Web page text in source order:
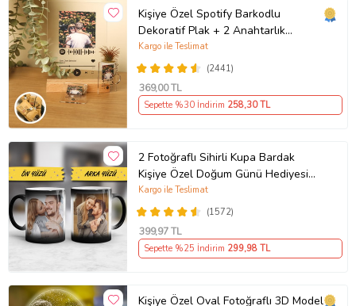
Kişiye Özel Spotify Barkodlu
Dekoratif Plak + 2 Anahtarlık
Babaya Anneye Sevgiliye Arkadaşa
Hediye
(2441)
Kargo ile Teslimat
369,00 TL
Sepette %30 İndirim 258,30 TL
2 Fotoğraflı Sihirli Kupa Bardak
Kişiye Özel Doğum Günü Hediyesi
Sevgiliye Hediye Anneye Babaya
Ablaya Abiye Kız Erkek Kardeşe
Arkadaşa Resimli Günü Yıl Dönümü
Hediyesi
(1572)
Kargo ile Teslimat
399,97 TL
Sepette %25 İndirim 299,98 TL
Kişiye Özel Oval Fotoğraflı 3D Model